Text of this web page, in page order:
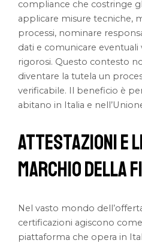
compliance che costringe
applicare misure tecniche,
processi, nominare
dati e comunicare
rigorosi. Questo contesto
diventare la tutela un
verificabile. Il beneficio è
abitano in Italia e
Attestazioni e
Marchio della
Nel vasto mondo
certificazioni agiscono
piattaforma che opera in